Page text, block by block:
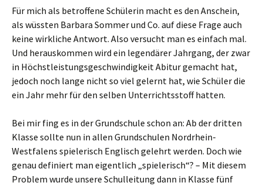
Für mich als betroffene Schülerin macht es den Anschein,
als wüssten Barbara Sommer und Co. auf diese Frage auch
keine wirkliche Antwort. Also versucht man es einfach mal.
Und herauskommen wird ein legendärer Jahrgang, der zwar
in Höchstleistungsgeschwindigkeit Abitur gemacht hat,
jedoch noch lange nicht so viel gelernt hat, wie Schüler die
ein Jahr mehr für den selben Unterrichtsstoff hatten.
Bei mir fing es in der Grundschule schon an: Ab der dritten
Klasse sollte nun in allen Grundschulen Nordrhein-
Westfalens spielerisch Englisch gelehrt werden. Doch wie
genau definiert man eigentlich „spielerisch“? – Mit diesem
Problem wurde unsere Schulleitung dann in Klasse fünf